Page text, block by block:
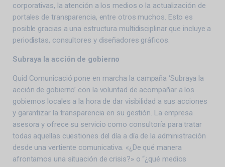
corporativas, la atención a los medios o la actualización de
portales de transparencia, entre otros muchos. Esto es
posible gracias a una estructura multidisciplinar que incluye a
periodistas, consultores y diseñadores gráficos.
Subraya la acción de gobierno
Quid Comunicació pone en marcha la campaña ‘Subraya la
acción de gobierno’ con la voluntad de acompañar a los
gobiernos locales a la hora de dar visibilidad a sus acciones
y garantizar la transparencia en su gestión. La empresa
asesora y ofrece su servicio como consultoría para tratar
todas aquellas cuestiones del día a día de la administración
desde una vertiente comunicativa. «¿De qué manera
afrontamos una situación de crisis?» o “¿qué medios